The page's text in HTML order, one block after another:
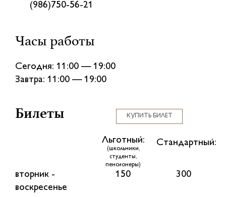
(986)750-56-21
Часы работы
Сегодня: 11:00 — 19:00
Завтра: 11:00 — 19:00
Билеты КУПИТЬ БИЛЕТ
Льготный:
(школьники,
студенты,
пенсионеры)
Стандартный:
вторник -
воскресенье
150 300